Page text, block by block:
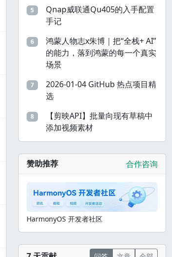
5
Qnap威联通Qu405的入手配置
手记
6
鸿蒙人物志x朱博｜把“全栈+ AI”
的能力，落到鸿蒙的每一个真实
场景
7
2026-01-04 GitHub 热点项目精
选
8
【剪映API】批量向现有草稿中
添加视频素材
赞助推荐 合作咨询
HarmonyOS 开发者社区